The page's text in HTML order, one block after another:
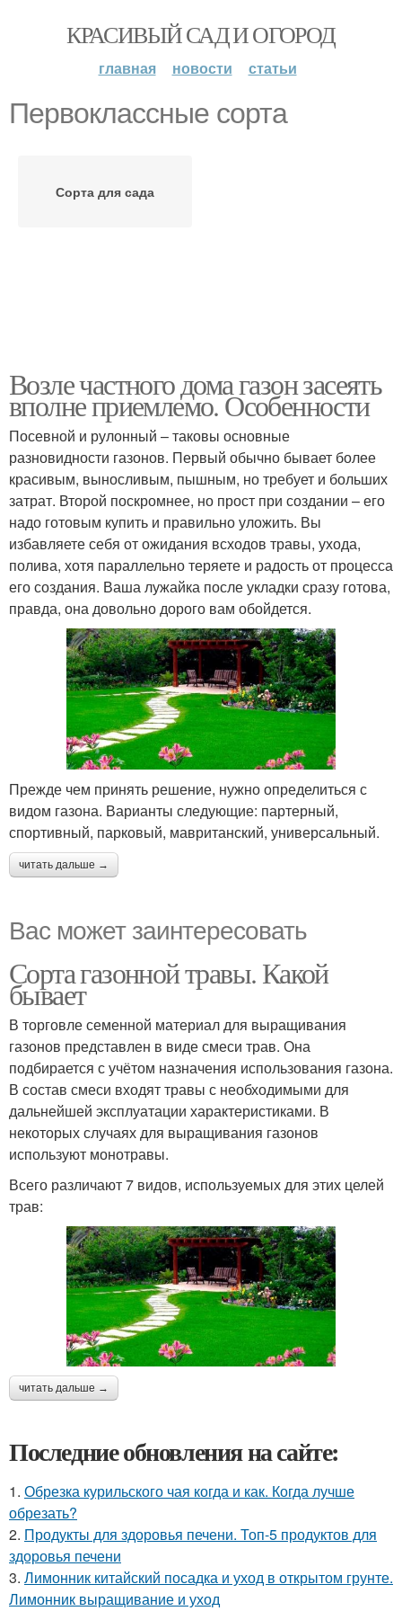
КРАСИВЫЙ САД И ОГОРОД
главная новости статьи
Первоклассные сорта
Сорта для сада
Возле частного дома газон засеять
вполне приемлемо. Особенности
Посевной и рулонный – таковы основные
разновидности газонов. Первый обычно бывает более
красивым, выносливым, пышным, но требует и больших
затрат. Второй поскромнее, но прост при создании – его
надо готовым купить и правильно уложить. Вы
избавляете себя от ожидания всходов травы, ухода,
полива, хотя параллельно теряете и радость от процесса
его создания. Ваша лужайка после укладки сразу готова,
правда, она довольно дорого вам обойдется.
Прежде чем принять решение, нужно определиться с
видом газона. Варианты следующие: партерный,
спортивный, парковый, мавританский, универсальный.
читать дальше →
Вас может заинтересовать
Сорта газонной травы. Какой
бывает
В торговле семенной материал для выращивания
газонов представлен в виде смеси трав. Она
подбирается с учётом назначения использования газона.
В состав смеси входят травы с необходимыми для
дальнейшей эксплуатации характеристиками. В
некоторых случаях для выращивания газонов
используют монотравы.
Всего различают 7 видов, используемых для этих целей
трав:
читать дальше →
Последние обновления на сайте:
1. Обрезка курильского чая когда и как. Когда лучше
обрезать?
2. Продукты для здоровья печени. Топ-5 продуктов для
здоровья печени
3. Лимонник китайский посадка и уход в открытом грунте.
Лимонник выращивание и уход